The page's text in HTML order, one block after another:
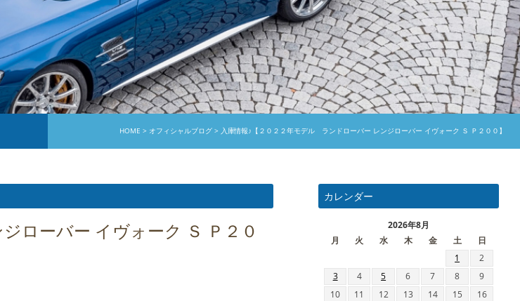
HOME オフィシャルブログ 入庫情報♪【２０２２年モデル ランドローバー レンジローバー イヴォーク Ｓ Ｐ２００】
ローバー イヴォーク Ｓ Ｐ２０
カレンダー
2026年8月
月
火 水 木 金 土
日
1
2
3
4 5 6 7 8
9
10
11 12 13 14 15
16